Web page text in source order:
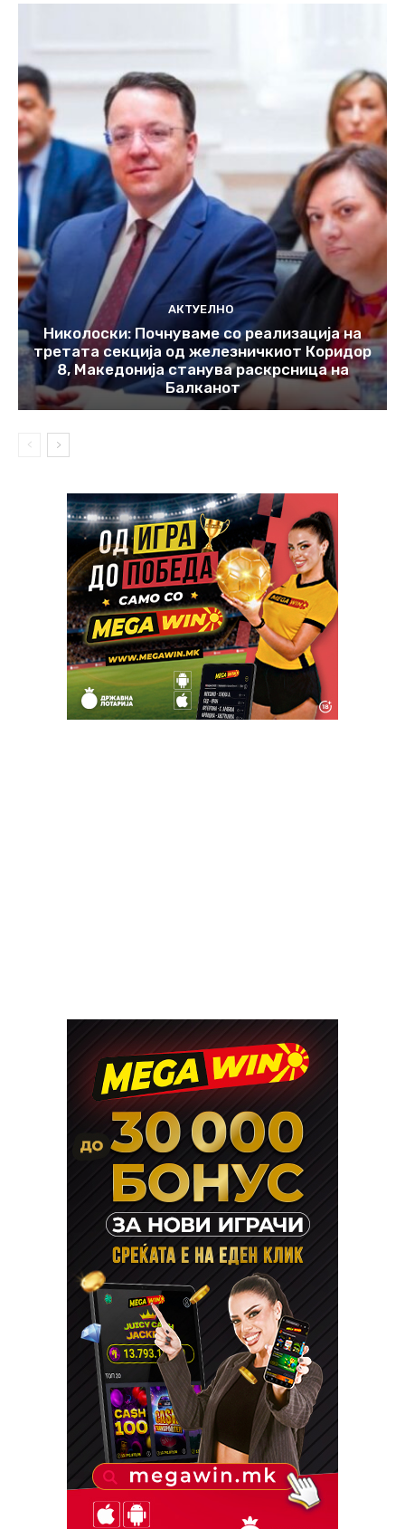
АКТУЕЛНО
Николоски: Почнуваме со реализација на
третата секција од железничкиот Коридор
8, Македонија станува раскрсница на
Балканот